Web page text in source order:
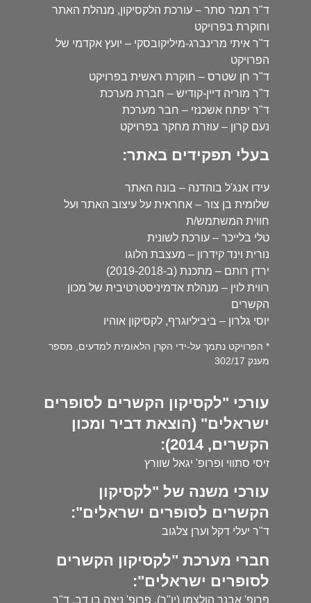
ד"ר תמר סתר – עורכת הלקסיקון, מנהלת האתר
וחוקרת בפרויקט
ד"ר איתי מרינברג-מיליקובסקי – יועץ אקדמי של
הפרויקט
ד"ר חן שטרס – חוקרת ראשית בפרויקט
ד"ר מוריה דיין-קודיש – חברת מערכת
ד"ר יפתח אשכנזי – חבר מערכת
נעם קרון – עוזרת מחקר בפרויקט
בעלי תפקידים באתר:
עידו אנג'ל בוהדנה – בונה האתר
שלומית בן צור – אחראית על עיצוב האתר ועל
חווית המשתמש/ת
טלי בלייכר – עורכת לשונית
נורית וינד קידרון – מעצבת הלוגו
ירדן רותם – מתכנת (ב-2019-2018)
רווית לוין – מנהלת אדמיניסטרטיבית של מכון
הקשרים
יוסי גלרון – ביביליוגרף, לקסיקון אוהיו
* הפרויקט נתמך על-ידי הקרן הלאומית למדעים, מספר
מענק 302/17
עורכי "לקסיקון הקשרים לסופרים
ישראלים" (הוצאת דביר ומכון
הקשרים, 2014):
זיסי סתווי ופרופ' יגאל שוורץ
עורכי משנה של "לקסיקון
הקשרים לסופרים ישראלים":
ד"ר יעלי דקל וערן צלגוב
חברי מערכת "לקסיקון הקשרים
לסופרים ישראלים":
פרופ' אבנר הולצמן (יו"ר), פרופ' ניצה בן דב, ד"ר